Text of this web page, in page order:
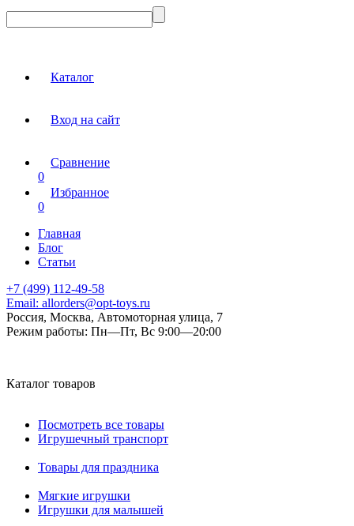
Каталог
Вход на сайт
Сравнение
0
Избранное
0
Главная
Блог
Статьи
+7 (499) 112-49-58
Email: allorders@opt-toys.ru
Россия, Москва, Автомоторная улица, 7
Режим работы: Пн—Пт, Вс 9:00—20:00
Каталог товаров
Посмотреть все товары
Игрушечный транспорт
Товары для праздника
Мягкие игрушки
Игрушки для малышей